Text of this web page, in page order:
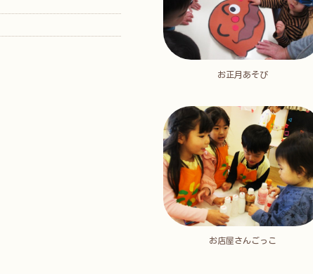
お正月あそび
お店屋さんごっこ